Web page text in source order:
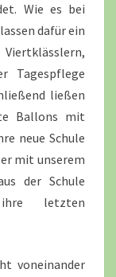
Wie es bei
dafür ein
Tagespflege
ließen
Ballons mit
neue Schule
mit unserem
der Schule
letzten
voneinander